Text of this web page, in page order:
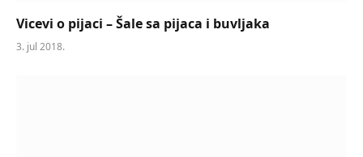
Vicevi o pijaci – Šale sa pijaca i buvljaka
3. jul 2018.